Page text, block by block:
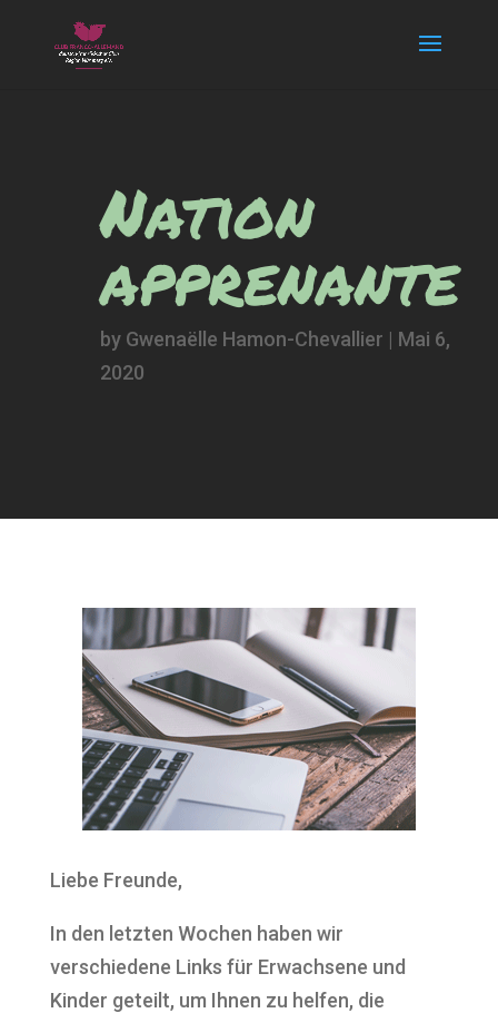
Nation
apprenante
by Gwenaëlle Hamon-Chevallier | Mai 6,
2020
Liebe Freunde,
In den letzten Wochen haben wir
verschiedene Links für Erwachsene und
Kinder geteilt, um Ihnen zu helfen, die